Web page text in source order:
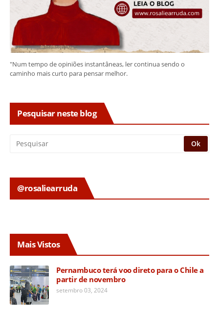
"Num tempo de opiniões instantâneas, ler continua sendo o
caminho mais curto para pensar melhor.
Pesquisar neste blog
@rosaliearruda
Mais Vistos
Pernambuco terá voo direto para o Chile a
partir de novembro
setembro 03, 2024